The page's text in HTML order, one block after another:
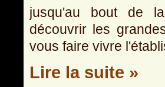
jusqu'au bout de
découvrir les
vous faire vivre
Lire la suite »